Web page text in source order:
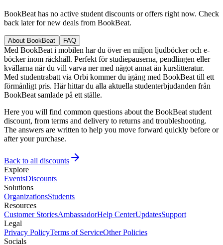
BookBeat has no active student discounts or offers right now. Check
back later for new deals from BookBeat.
About BookBeat FAQ
Med BookBeat i mobilen har du över en miljon ljudböcker och e-
böcker inom räckhåll. Perfekt för studiepauserna, pendlingen eller
kvällarna när du vill varva ner med något annat än kurslitteratur.
Med studentrabatt via Orbi kommer du igång med BookBeat till ett
förmånligt pris. Här hittar du alla aktuella studenterbjudanden från
BookBeat samlade på ett ställe.
Here you will find common questions about the BookBeat student
discount, from terms and delivery to returns and troubleshooting.
The answers are written to help you move forward quickly before or
after your purchase.
Back to all discounts
Explore
EventsDiscounts
Solutions
OrganizationsStudents
Resources
Customer StoriesAmbassadorHelp CenterUpdatesSupport
Legal
Privacy PolicyTerms of ServiceOther Policies
Socials